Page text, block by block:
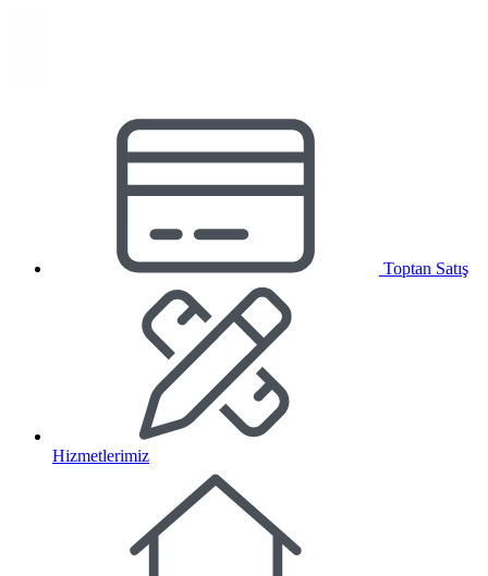
Toptan Satış
Hizmetlerimiz